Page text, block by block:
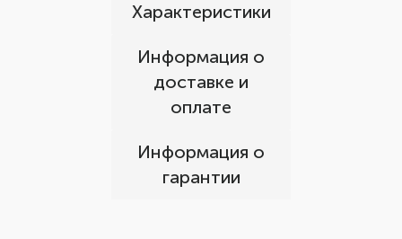
Характеристики
Информация о
доставке и
оплате
Информация о
гарантии